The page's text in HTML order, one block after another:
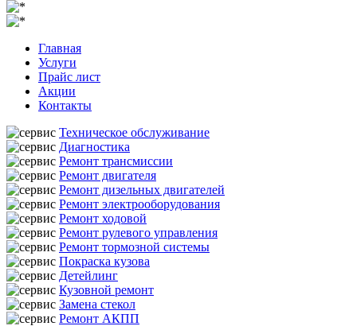
Главная
Услуги
Прайс лист
Акции
Контакты
Техническое обслуживание
Диагностика
Ремонт трансмиссии
Ремонт двигателя
Ремонт дизельных двигателей
Ремонт электрооборудования
Ремонт ходовой
Ремонт рулевого управления
Ремонт тормозной системы
Покраска кузова
Детейлинг
Кузовной ремонт
Замена стекол
Ремонт АКПП